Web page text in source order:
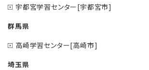
宇都宮学習センター[宇都宮市]
群馬県
高崎学習センター[高崎市]
埼玉県